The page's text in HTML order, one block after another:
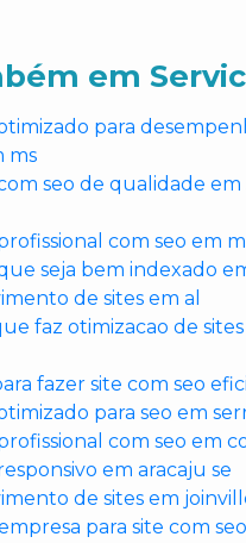
em
para
ms
seo de qualidade em
com seo em
seja bem indexado
de sites em al
faz otimizacao de
fazer site com seo
para seo em
com seo em
em aracaju se
de sites em
para site com